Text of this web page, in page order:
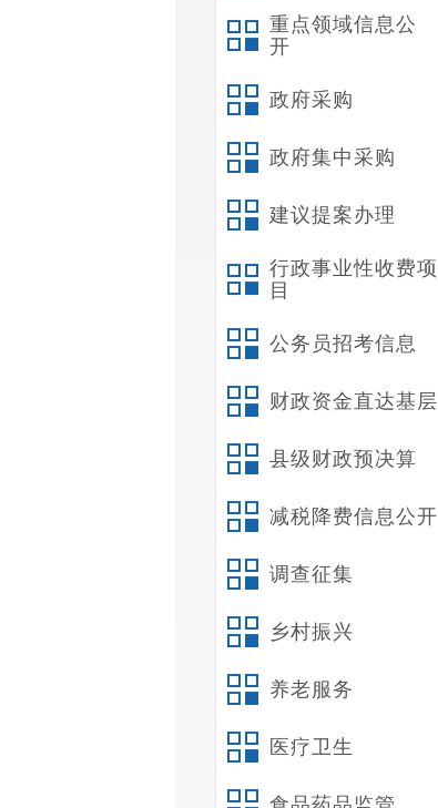
重点领域信息公
开
政府采购
政府集中采购
建议提案办理
行政事业性收费项
目
公务员招考信息
财政资金直达基层
县级财政预决算
减税降费信息公开
调查征集
乡村振兴
养老服务
医疗卫生